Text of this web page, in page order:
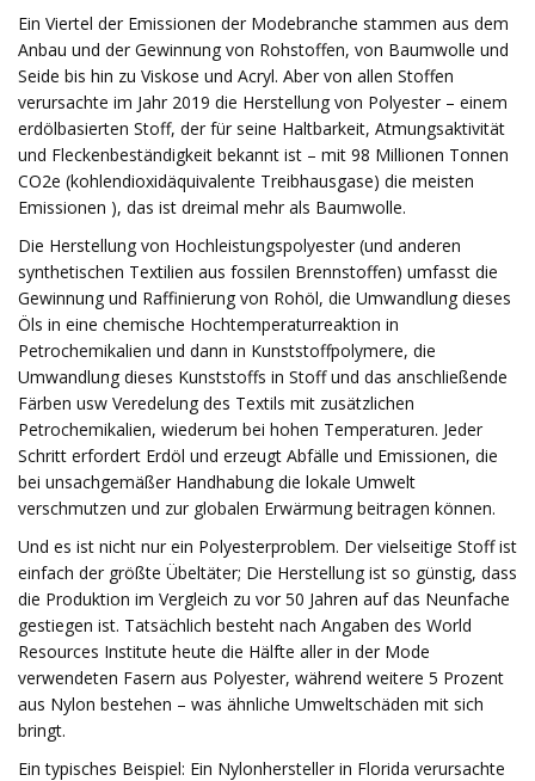
Ein Viertel der Emissionen der Modebranche stammen aus dem
Anbau und der Gewinnung von Rohstoffen, von Baumwolle und
Seide bis hin zu Viskose und Acryl. Aber von allen Stoffen
verursachte im Jahr 2019 die Herstellung von Polyester – einem
erdölbasierten Stoff, der für seine Haltbarkeit, Atmungsaktivität
und Fleckenbeständigkeit bekannt ist – mit 98 Millionen Tonnen
CO2e (kohlendioxidäquivalente Treibhausgase) die meisten
Emissionen ), das ist dreimal mehr als Baumwolle.
Die Herstellung von Hochleistungspolyester (und anderen
synthetischen Textilien aus fossilen Brennstoffen) umfasst die
Gewinnung und Raffinierung von Rohöl, die Umwandlung dieses
Öls in eine chemische Hochtemperaturreaktion in
Petrochemikalien und dann in Kunststoffpolymere, die
Umwandlung dieses Kunststoffs in Stoff und das anschließende
Färben usw Veredelung des Textils mit zusätzlichen
Petrochemikalien, wiederum bei hohen Temperaturen. Jeder
Schritt erfordert Erdöl und erzeugt Abfälle und Emissionen, die
bei unsachgemäßer Handhabung die lokale Umwelt
verschmutzen und zur globalen Erwärmung beitragen können.
Und es ist nicht nur ein Polyesterproblem. Der vielseitige Stoff ist
einfach der größte Übeltäter; Die Herstellung ist so günstig, dass
die Produktion im Vergleich zu vor 50 Jahren auf das Neunfache
gestiegen ist. Tatsächlich besteht nach Angaben des World
Resources Institute heute die Hälfte aller in der Mode
verwendeten Fasern aus Polyester, während weitere 5 Prozent
aus Nylon bestehen – was ähnliche Umweltschäden mit sich
bringt.
Ein typisches Beispiel: Ein Nylonhersteller in Florida verursachte